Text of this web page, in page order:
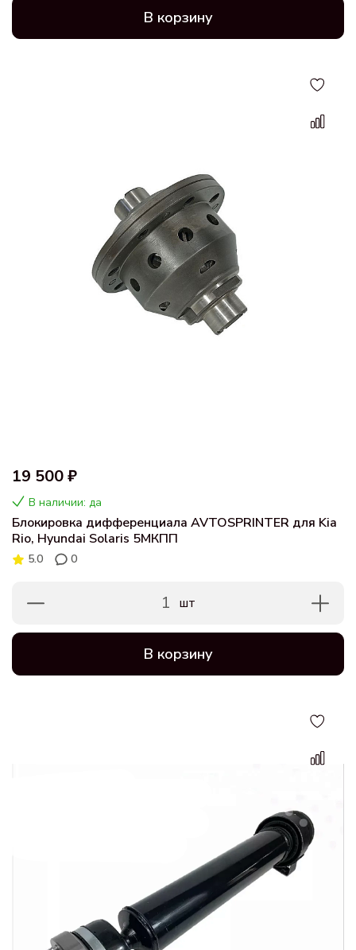
В корзину
19 500 ₽
В наличии: да
Блокировка дифференциала AVTOSPRINTER для Kia
Rio, Hyundai Solaris 5МКПП
5.0 0
1 шт
В корзину